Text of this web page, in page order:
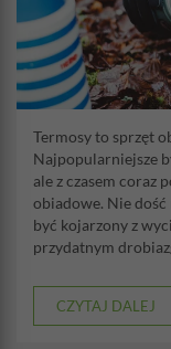
Termosy to sprzęt
Najpopularniejsze
ale z czasem coraz
obiadowe. Nie dość
być kojarzony z
przydatnym
CZYTAJ DALEJ